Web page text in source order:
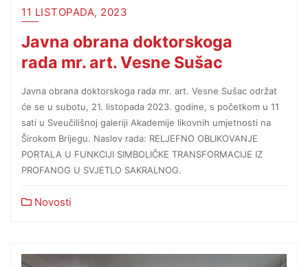
11 LISTOPADA, 2023
Javna obrana doktorskoga
rada mr. art. Vesne Sušac
Javna obrana doktorskoga rada mr. art. Vesne Sušac održat
će se u subotu, 21. listopada 2023. godine, s početkom u 11
sati u Sveučilišnoj galeriji Akademije likovnih umjetnosti na
Širokom Brijegu. Naslov rada: RELJEFNO OBLIKOVANJE
PORTALA U FUNKCIJI SIMBOLIČKE TRANSFORMACIJE IZ
PROFANOG U SVJETLO SAKRALNOG.
Novosti